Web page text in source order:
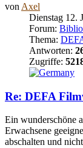
von Axel
Dienstag 12.
Forum:
Thema:
Antworten:
Zugriffe:
Re: DEFA
Ein wunderschöne
Erwachsene
abschalten und